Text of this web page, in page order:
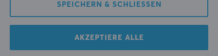
EIGENSCHAFTEN
Farbe
SPEICHERN & SCHLIESSEN
AKZEPTIERE ALLE